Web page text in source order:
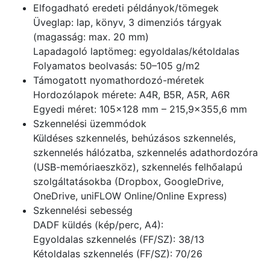
Elfogadható eredeti példányok/tömegek
Üveglap: lap, könyv, 3 dimenziós tárgyak
(magasság: max. 20 mm)
Lapadagoló laptömeg: egyoldalas/kétoldalas
Folyamatos beolvasás: 50–105 g/m2
Támogatott nyomathordozó-méretek
Hordozólapok mérete: A4R, B5R, A5R, A6R
Egyedi méret: 105×128 mm – 215,9×355,6 mm
Szkennelési üzemmódok
Küldéses szkennelés, behúzásos szkennelés,
szkennelés hálózatba, szkennelés adathordozóra
(USB-memóriaeszköz), szkennelés felhőalapú
szolgáltatásokba (Dropbox, GoogleDrive,
OneDrive, uniFLOW Online/Online Express)
Szkennelési sebesség
DADF küldés (kép/perc, A4):
Egyoldalas szkennelés (FF/SZ): 38/13
Kétoldalas szkennelés (FF/SZ): 70/26